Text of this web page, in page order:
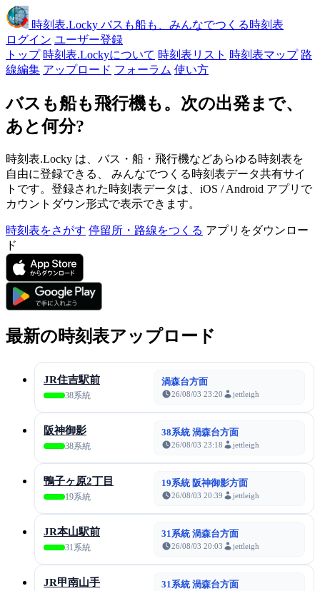
時刻表.Locky バスも船も、みんなでつくる時刻表
ログイン ユーザー登録
トップ 時刻表.Lockyについて 時刻表リスト 時刻表マップ 路
線編集 アップロード フォーラム 使い方
バスも船も飛行機も。次の出発まで、
あと何分?
時刻表.Locky は、バス・船・飛行機などあらゆる時刻表を
自由に登録できる、 みんなでつくる時刻表データ共有サイ
トです。登録された時刻表データは、iOS / Android アプリで
カウントダウン形式で表示できます。
時刻表をさがす 停留所・路線をつくる アプリをダウンロー
ド
最新の時刻表アップロード
JR住吉駅前
38系統
渦森台方面
26/08/03 23:20 jettleigh
阪神御影
38系統
38系統 渦森台方面
26/08/03 23:18 jettleigh
鴨子ヶ原2丁目
19系統
19系統 阪神御影方面
26/08/03 20:39 jettleigh
JR本山駅前
31系統
31系統 渦森台方面
26/08/03 20:03 jettleigh
JR甲南山手 31系統 渦森台方面